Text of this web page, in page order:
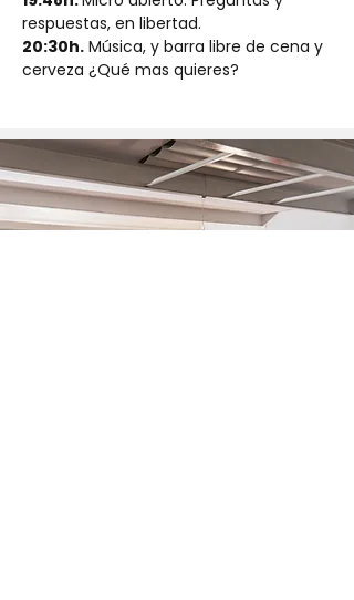
respuestas, en libertad.
20:30h. Música, y barra libre de cena y
cerveza ¿Qué mas quieres?